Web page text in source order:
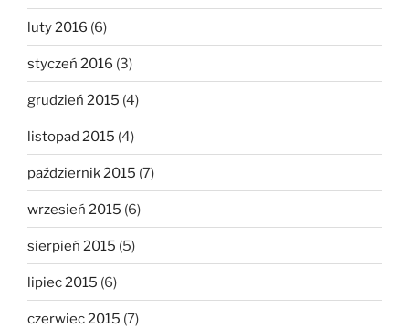
luty 2016 (6)
styczeń 2016 (3)
grudzień 2015 (4)
listopad 2015 (4)
październik 2015 (7)
wrzesień 2015 (6)
sierpień 2015 (5)
lipiec 2015 (6)
czerwiec 2015 (7)